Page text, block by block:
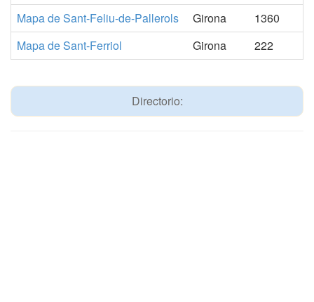
Mapa de Sant-Feliu-de-Pallerols
Girona
1360
Mapa de Sant-Ferriol
Girona 222
Directorio: